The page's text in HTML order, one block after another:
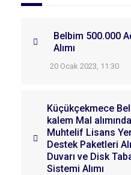
Belbim 500.000
Alımı
20 Ocak 2023, 11:30
Küçükçekmece
kalem Mal
Muhtelif Lisans
Destek Paketleri
Duvarı ve Disk
Sistemi Alımı